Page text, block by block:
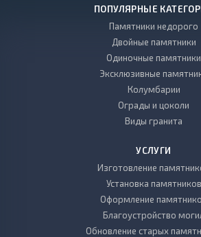
ПОПУЛЯРНЫЕ
Памятники недорого
Двойные памятники
Одиночные памятники
Эксклюзивные
Колумбарии
Ограды и цоколи
Виды гранита
УСЛУГИ
Изготовление
Установка памятников
Оформление
Благоустройство
Обновление старых